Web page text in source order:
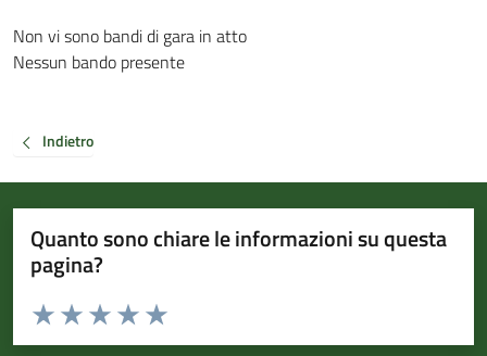
Non vi sono bandi di gara in atto
Nessun bando presente
Indietro
Quanto sono chiare le informazioni su questa
pagina?
Valuta da 1 a 5 stelle la pagina
Valuta 5 stelle su 5
Valuta 4 stelle su 5
Valuta 3 stelle su 5
Valuta 2 stelle su 5
Valuta 1 stelle su 5